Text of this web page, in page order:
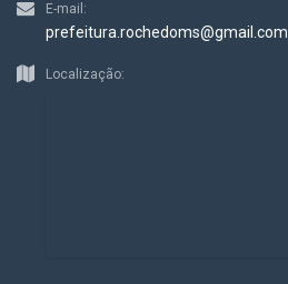
E-mail:
prefeitura.rochedoms@gmail.com
Localização: